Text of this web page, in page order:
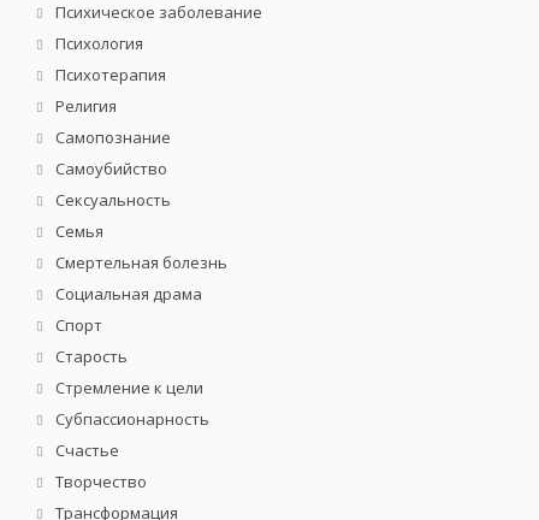
Психическое заболевание
Психология
Психотерапия
Религия
Самопознание
Самоубийство
Сексуальность
Семья
Смертельная болезнь
Социальная драма
Спорт
Старость
Стремление к цели
Субпассионарность
Счастье
Творчество
Трансформация